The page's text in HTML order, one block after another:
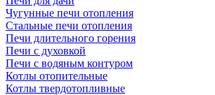
Чугунные печи отопления
Стальные печи отопления
Печи длительного горения
Печи с духовкой
Печи с водяным контуром
Котлы отопительные
Котлы твердотопливные